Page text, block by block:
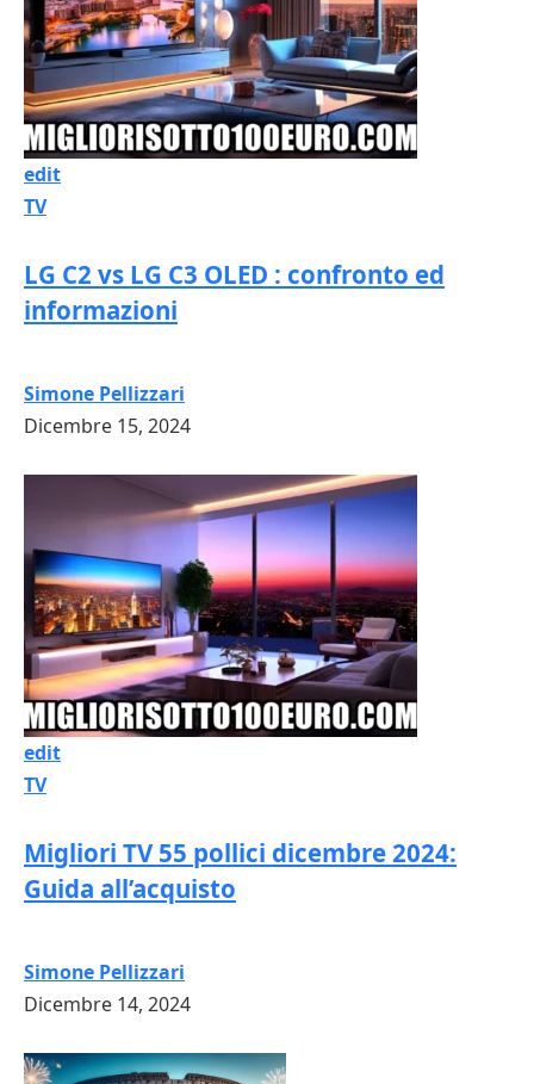
edit
TV
LG C2 vs LG C3 OLED : confronto ed
informazioni
Simone Pellizzari
Dicembre 15, 2024
edit
TV
Migliori TV 55 pollici dicembre 2024:
Guida all’acquisto
Simone Pellizzari
Dicembre 14, 2024